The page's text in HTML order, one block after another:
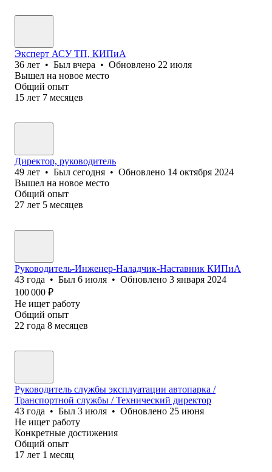
Эксперт АСУ ТП, КИПиА
36 лет • Был вчера • Обновлено 22 июля
Вышел на новое место
Общий опыт
15 лет 7 месяцев
Директор, руководитель
49 лет • Был сегодня • Обновлено 14 октября 2024
Вышел на новое место
Общий опыт
27 лет 5 месяцев
Руководитель-Инженер-Наладчик-Наставник КИПиА
43 года • Был 6 июля • Обновлено 3 января 2024
100 000 ₽
Не ищет работу
Общий опыт
22 года 8 месяцев
Руководитель службы эксплуатации автопарка /
Транспортной службы / Технический директор
43 года • Был 3 июля • Обновлено 25 июня
Не ищет работу
Конкретные достижения
Общий опыт
17 лет 1 месяц